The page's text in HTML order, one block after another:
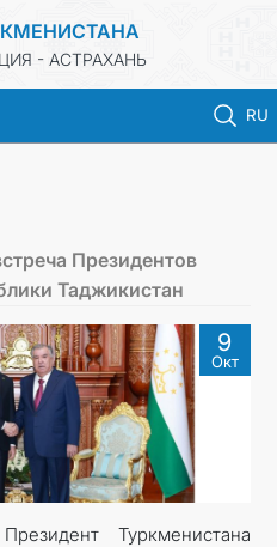
- АСТРАХАНЬ
RU
ПАСПОРТА
УСЛУГИ
Президентов
Таджикистан
9
Окт
Туркменистана